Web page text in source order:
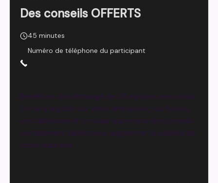
Des conseils OFFERTS
45 minutes
Numéro de téléphone du participant
Bénéficier d'un échange de 45 minutes avec nous.
On fera le point sur votre entreprise, vos forces,
vos faiblesses et on vous apportera des conseils
parfaitement ciblés pour augmenter la visibilité de
votre business.